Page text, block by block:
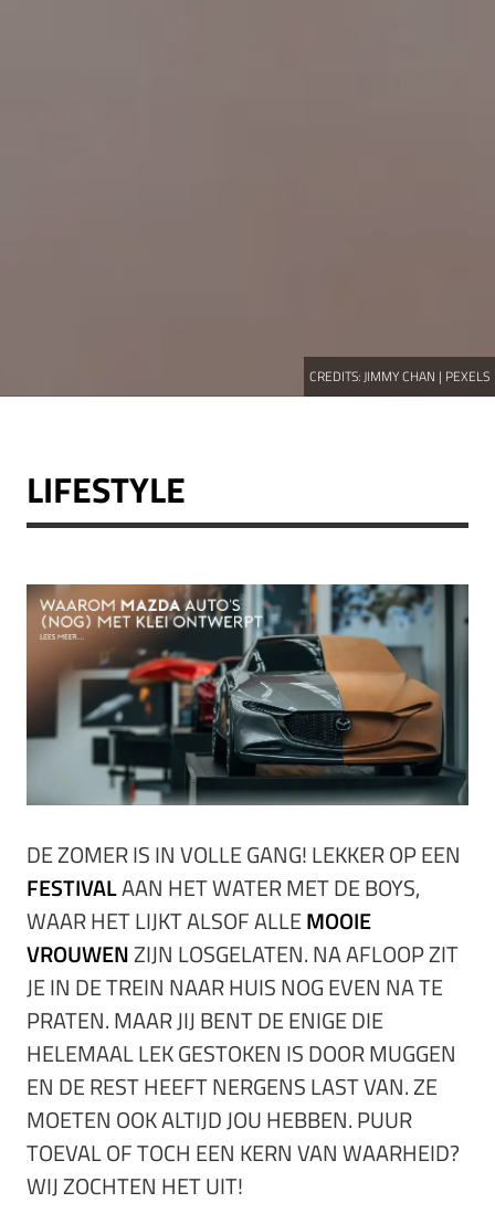
CREDITS:JIMMY CHAN | PEXELS
LIFESTYLE
DE ZOMER IS IN VOLLE GANG! LEKKER OP EEN
FESTIVALAAN HET WATER MET DE BOYS,
WAAR HET LIJKT ALSOF ALLEMOOIE
VROUWENZIJN LOSGELATEN. NA AFLOOP ZIT
JE IN DE TREIN NAAR HUIS NOG EVEN NA TE
PRATEN. MAAR JIJ BENT DE ENIGE DIE
HELEMAAL LEK GESTOKEN IS DOOR MUGGEN
EN DE REST HEEFT NERGENS LAST VAN. ZE
MOETEN OOK ALTIJD JOU HEBBEN. PUUR
TOEVAL OF TOCH EEN KERN VAN WAARHEID?
WIJ ZOCHTEN HET UIT!